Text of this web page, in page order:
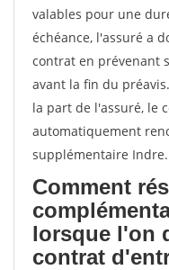
valables pour une
échéance, l'assuré a
contrat en prévenant
avant la fin du
la part de l'assuré, le
automatiquement
supplémentaire Indre.
Comment
lorsque l'on
contrat